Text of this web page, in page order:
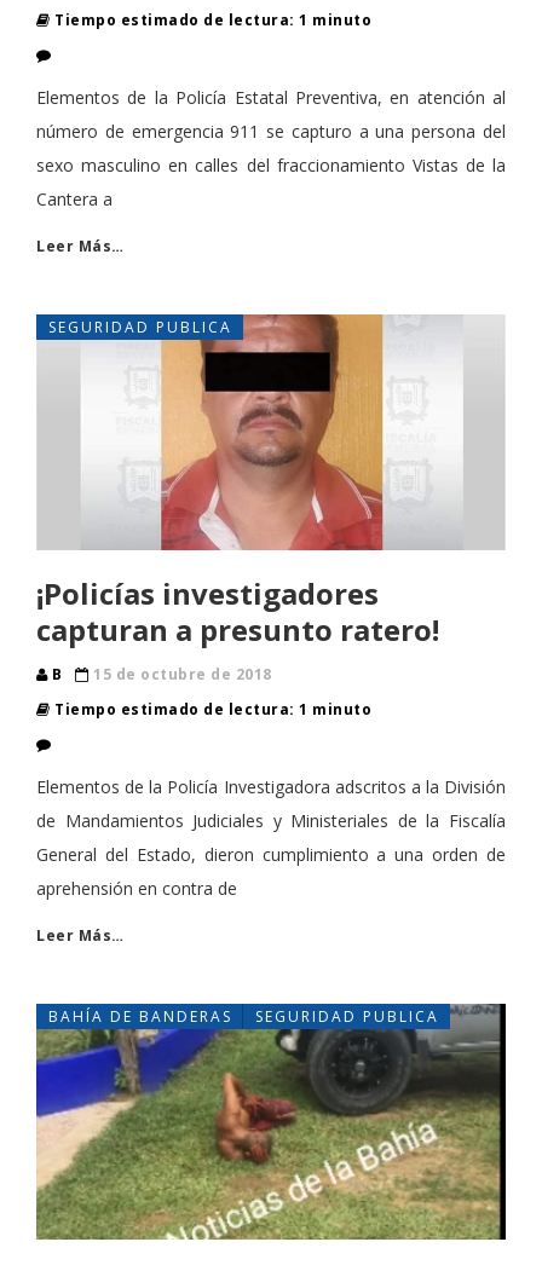
Tiempo estimado de lectura: 1 minuto
Elementos de la Policía Estatal Preventiva, en atención al
número de emergencia 911 se capturo a una persona del
sexo masculino en calles del fraccionamiento Vistas de la
Cantera a
Leer Más…
SEGURIDAD PUBLICA
¡Policías investigadores
capturan a presunto ratero!
B
15 de octubre de 2018
Tiempo estimado de lectura: 1 minuto
Elementos de la Policía Investigadora adscritos a la División
de Mandamientos Judiciales y Ministeriales de la Fiscalía
General del Estado, dieron cumplimiento a una orden de
aprehensión en contra de
Leer Más…
BAHÍA DE BANDERAS SEGURIDAD PUBLICA